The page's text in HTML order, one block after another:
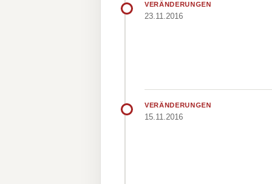
VERÄNDERUNGEN
23.11.2016
VERÄNDERUNGEN
15.11.2016